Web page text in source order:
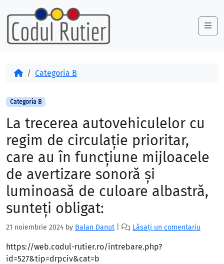
Skip to content
Skip to footer
AcasăCategoria B
Categoria B
La trecerea autovehiculelor cu
regim de circulaţie prioritar,
care au în funcţiune mijloacele
de avertizare sonoră şi
luminoasă de culoare albastră,
sunteţi obligat:
21 noiembrie 2024 by Balan Danut Lăsați un comentariu
https://web.codul-rutier.ro/intrebare.php?
id=527&tip=drpciv&cat=b